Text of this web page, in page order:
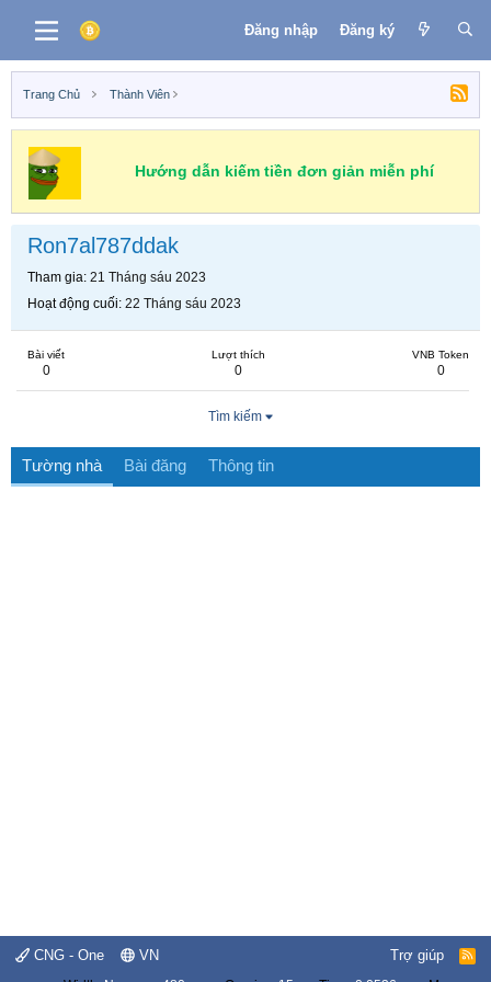
Đăng nhập Đăng ký
Trang Chủ Thành Viên
Hướng dẫn kiếm tiền đơn giản miễn phí
Ron7al787ddak
Tham gia 21 Tháng sáu 2023
Hoạt động cuối 22 Tháng sáu 2023
Bài viết
0
Lượt thích
0
VNB Token
0
Tìm kiếm
Tường nhà Bài đăng Thông tin
CNG - One VN Trợ giúp
R